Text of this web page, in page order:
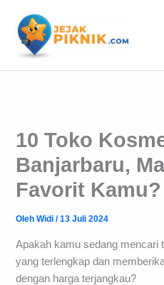
konten
10 Toko
Banjarbaru,
Favorit Kamu?
OlehWidi/13 Juli 2024
Apakah kamu sedang mencari
yang terlengkap dan
dengan harga terjangkau?